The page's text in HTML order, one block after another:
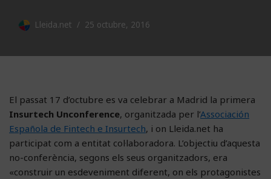
Lleida.net 25 octubre, 2016
El passat 17 d’octubre es va celebrar a Madrid la primera
Insurtech Unconference, organitzada per l’Associación
Española de Fintech e Insurtech, i on Lleida.net ha
participat com a entitat col·laboradora. L’objectiu d’aquesta
no-conferència, segons els seus organitzadors, era
«construir un esdeveniment diferent, on els protagonistes